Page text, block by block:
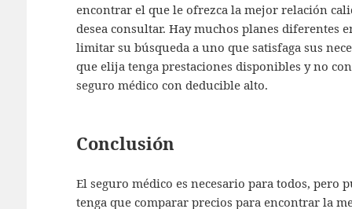
encontrar el que le ofrezca la mejor relación
desea consultar. Hay muchos planes diferentes
limitar su búsqueda a uno que satisfaga sus
que elija tenga prestaciones disponibles y no
seguro médico con deducible alto.
Conclusión
El seguro médico es necesario para todos, pero
tenga que comparar precios para encontrar la